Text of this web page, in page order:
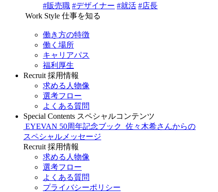
#販売職 #デザイナー #就活 #店長
Work Style 仕事を知る
働き方の特徴
働く場所
キャリアパス
福利厚生
Recruit 採用情報
求める人物像
選考フロー
よくある質問
Special Contents スペシャルコンテンツ
EYEVAN 50周年記念ブック 佐々木希さんからの
スペシャルメッセージ
Recruit 採用情報
求める人物像
選考フロー
よくある質問
プライバシーポリシー